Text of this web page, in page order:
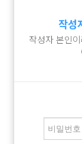
작성
작성자 본인